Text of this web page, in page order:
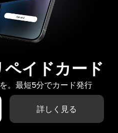
イドカード
。最短5分でカード発行
詳しく見る